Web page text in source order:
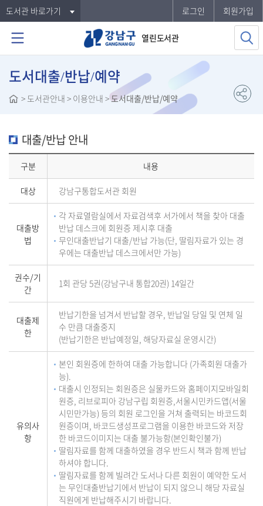
도서관 바로가기 로그인 회원가입
열린도서관
도서대출/반납/예약
> 도서관안내 > 이용안내 >도서대출/반납/예약
대출/반납 안내
구분 내용
대상 강남구통합도서관 회원
대출방
법
각 자료열람실에서 자료검색후 서가에서 책을 찾아 대출
반납 데스크에 회원증 제시후 대출
무인대출반납기 대출/반납 가능(단, 딸림자료가 있는 경
우에는 대출반납 데스크에서만 가능)
권수/기
간
1회 관당 5권(강남구내 통합20권) 14일간
대출제
한
반납기한을 넘겨서 반납할 경우, 반납일 당일 및 연체 일
수 만큼 대출중지
(반납기한은 반납예정일, 해당자료실 운영시간)
유의사
항
본인 회원증에 한하여 대출 가능합니다 (가족회원 대출가
능).
대출시 인정되는 회원증은 실물카드와 홈페이지모바일회
원증, 리브로피아 강남구립 회원증,서울시민카드앱(서울
시민만가능) 등의 회원 로그인을 거쳐 출력되는 바코드회
원증이며, 바코드생성프로그램을 이용한 바코드와 저장
한 바코드이미지는 대출 불가능함(본인확인불가)
딸림자료를 함께 대출하였을 경우 반드시 책과 함께 반납
하셔야 합니다.
딸림자료를 함께 빌려간 도서나 다른 회원이 예약한 도서
는 무인대출반납기에서 반납이 되지 않으니 해당 자료실
직원에게 반납해주시기 바랍니다.